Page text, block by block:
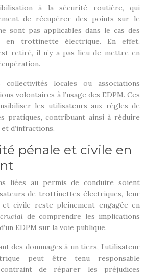
à la sécurité routière, qui
de récupérer des points sur le
sont pas applicables dans le cas des
en trottinette électrique. En effet,
retiré, il n’y a pas lieu de mettre en
collectivités locales ou associations
volontaires à l’usage des EDPM. Ces
les utilisateurs aux règles de
pratiques, contribuant ainsi à réduire
d’infractions.
pénale et civile en
liées au permis de conduire soient
de trottinettes électriques, leur
et civile reste pleinement engagée en
crucial de comprendre les implications
EDPM sur la voie publique.
des dommages à un tiers, l’utilisateur
peut être tenu responsable
de réparer les préjudices